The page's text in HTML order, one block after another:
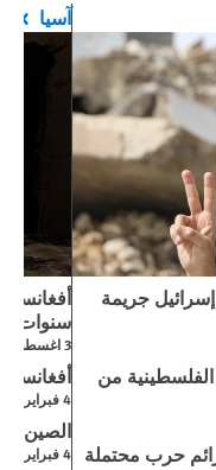
جريمة
من
حرب محتملة
آسيا
سنوات
3 اغسطس/آب 2026
4 فبراير/شباط 2026
الصين:
4 فبراير/شباط 2026